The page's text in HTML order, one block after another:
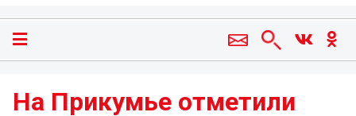
На Прикумье отметили